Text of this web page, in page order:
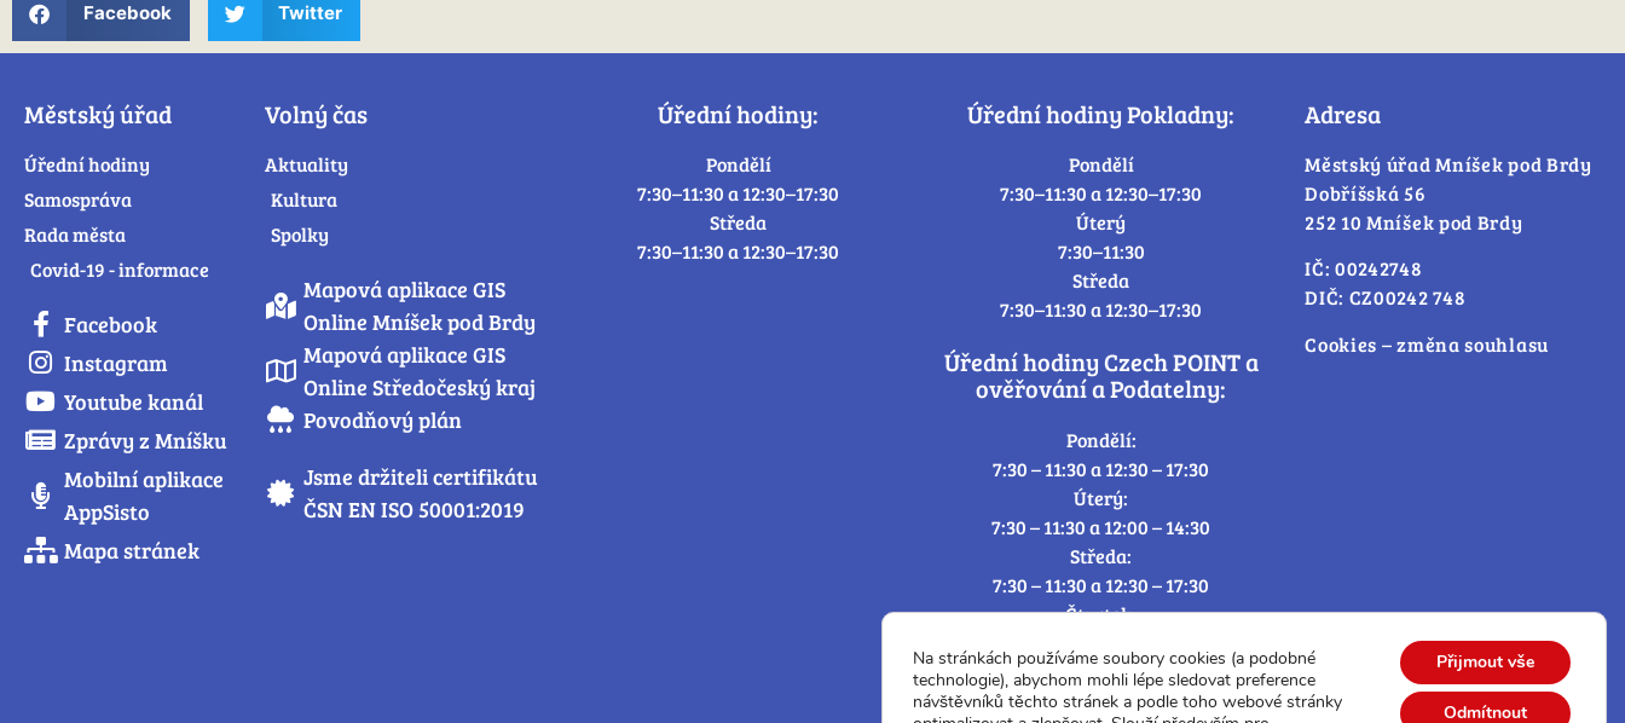
Facebook Twitter
Městský úřad
Úřední hodiny
Samospráva
Rada města
Covid-19 - informace
Facebook
Instagram
Youtube kanál
Zprávy z Mníšku
Mobilní aplikace
AppSisto
Mapa stránek
Volný čas
Aktuality
Kultura
Spolky
Mapová aplikace GIS
Online Mníšek pod Brdy
Mapová aplikace GIS
Online Středočeský kraj
Povodňový plán
Jsme držiteli certifikátu
ČSN EN ISO 50001:2019
Úřední hodiny:
Pondělí
7:30–11:30 a 12:30–17:30
Středa
7:30–11:30 a 12:30–17:30
Úřední hodiny Pokladny:
Pondělí
7:30–11:30 a 12:30–17:30
Úterý
7:30–11:30
Středa
7:30–11:30 a 12:30–17:30
Úřední hodiny Czech POINT a
ověřování a Podatelny:
Pondělí:
7:30 – 11:30 a 12:30 – 17:30
Úterý:
7:30 – 11:30 a 12:00 – 14:30
Středa:
7:30 – 11:30 a 12:30 – 17:30
Čtvrtek:
Pátek:
7:30 – 12:30
Adresa
Městský úřad Mníšek pod Brdy
Dobříšská 56
252 10 Mníšek pod Brdy
IČ: 00242748
DIČ: CZ00242 748
Cookies – změna souhlasu
Na stránkách používáme soubory cookies (a podobné
technologie), abychom mohli lépe sledovat preference
návštěvníků těchto stránek a podle toho webové stránky
Přijmout vše
Odmítnout